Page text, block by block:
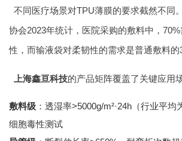
不同医疗场景对TPU薄膜的要求截然不同
协会2023年统计，医院采购的敷料中，
性，而输液袋对柔韧性的需求是普通敷料的3
上海鑫亘科技的产品矩阵覆盖了关键应用
敷料级 ：透湿率>5000g/m²·24h（行业平均
细胞毒性测试